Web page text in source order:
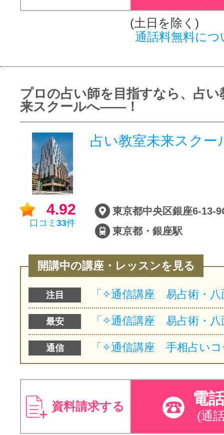
(土日を除く)
通話料無料につ
プロの占い師を目指すなら、占い
来スクールへ――！
占い教室未来スクー
4.92
口コミ 33件
東京都中央区銀座6-13-
東京都・銀座駅
開講中の講座・レッスンを見る
注目
最安
通信
資料請求する 電
(通